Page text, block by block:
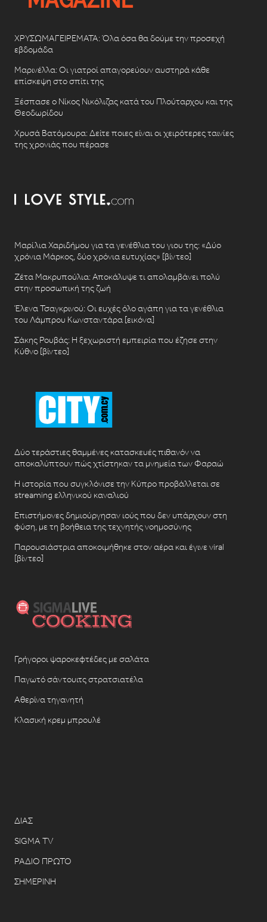
ΧΡΥΣΩΜΑΓΕΙΡΕΜΑΤΑ: Όλα όσα θα δούμε την προσεχή
εβδομάδα
Μαρινέλλα: Οι γιατροί απαγορεύουν αυστηρά κάθε
επίσκεψη στο σπίτι της
Ξέσπασε ο Νίκος Νικόλιζας κατά του Πλούταρχου και της
Θεοδωρίδου
Χρυσά Βατόμουρα: Δείτε ποιες είναι οι χειρότερες ταινίες
της χρονιάς που πέρασε
Μαρίλια Χαριδήμου για τα γενέθλια του γιου της: «Δύο
χρόνια Μάρκος, δύο χρόνια ευτυχίας» [βίντεο]
Ζέτα Μακρυπούλια: Αποκάλυψε τι απολαμβάνει πολύ
στην προσωπική της ζωή
Έλενα Τσαγκρινού: Οι ευχές όλο αγάπη για τα γενέθλια
του Λάμπρου Κωνσταντάρα [εικόνα]
Σάκης Ρουβάς: Η ξεχωριστή εμπειρία που έζησε στην
Κύθνο [βίντεο]
Δύο τεράστιες θαμμένες κατασκευές πιθανόν να
αποκαλύπτουν πώς χτίστηκαν τα μνημεία των Φαραώ
Η ιστορία που συγκλόνισε την Κύπρο προβάλλεται σε
streaming ελληνικού καναλιού
Επιστήμονες δημιούργησαν ιούς που δεν υπάρχουν στη
φύση, με τη βοήθεια της τεχνητής νοημοσύνης
Παρουσιάστρια αποκοιμήθηκε στον αέρα και έγινε viral
[βίντεο]
Γρήγοροι ψαροκεφτέδες με σαλάτα
Παγωτό σάντουιτς στρατσιατέλα
Αθερίνα τηγανητή
Κλασική κρεμ μπρουλέ
ΔΙΑΣ
SIGMA TV
ΡΑΔΙΟ ΠΡΩΤΟ
ΣΗΜΕΡΙΝΗ